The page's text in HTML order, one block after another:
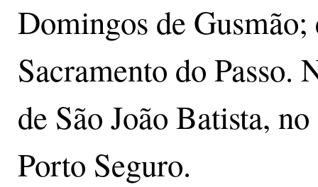
Domingos de
Sacramento do
de São João Batista,
Porto Seguro.